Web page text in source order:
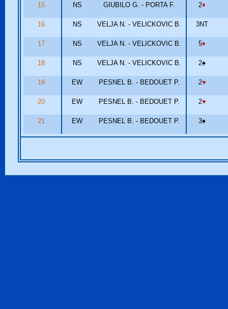
15 NS GIUBILO G. - PORTA F. 2♦
16 NS VELJA N. - VELICKOVIC B. 3NT
17 NS VELJA N. - VELICKOVIC B. 5♦
18 NS VELJA N. - VELICKOVIC B. 2♠
19 EW PESNEL B. - BEDOUET P. 2♥
20 EW PESNEL B. - BEDOUET P. 2♥
21 EW PESNEL B. - BEDOUET P. 3♠